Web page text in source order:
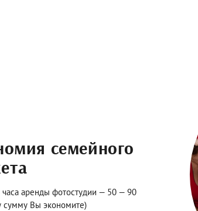
семейного
часа аренды фотостудии — 50 — 90
сумму Вы экономите)